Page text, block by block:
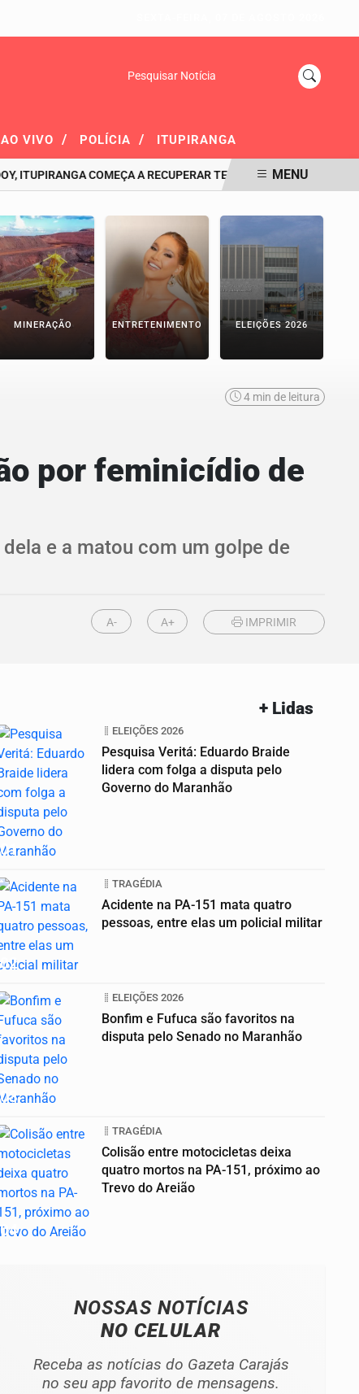
Pesquisar Notícia
VIVO / POLÍCIA / ITUPIRANGA
COMEÇA A RECUPERAR TEMPO PERDIDO E AVANÇA NO
MENU
MINERAÇÃO ENTRETENIMENTO ELEIÇÕES 2026
4 min de leitura
por feminicídio de
e a matou com um golpe de
A- A+ IMPRIMIR
+ Lidas
01
ELEIÇÕES 2026
Pesquisa Veritá: Eduardo Braide
lidera com folga a disputa pelo
Governo do Maranhão
02
TRAGÉDIA
Acidente na PA-151 mata quatro
pessoas, entre elas um policial militar
03
ELEIÇÕES 2026
Bonfim e Fufuca são favoritos na
disputa pelo Senado no Maranhão
04
TRAGÉDIA
Colisão entre motocicletas deixa
quatro mortos na PA-151, próximo ao
Trevo do Areião
NOSSAS NOTÍCIAS
NO CELULAR
Receba as notícias do Gazeta Carajás
no seu app favorito de mensagens.